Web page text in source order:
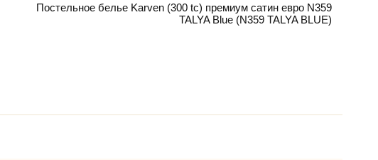
Постельное белье Karven (300 tc) премиум сатин евро N359
TALYA Blue (N359 TALYA BLUE)